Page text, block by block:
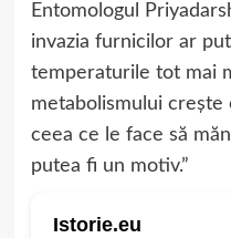
Entomologul
invazia furnicilor ar
temperaturile tot mai
metabolismului
ceea ce le face să
putea fi un motiv.”
Istorie.eu